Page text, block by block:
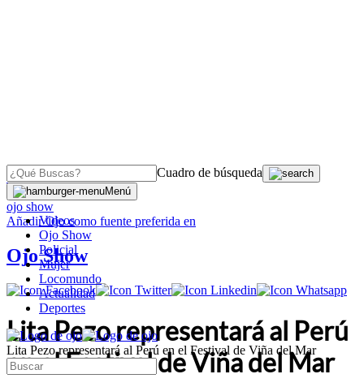
Cuadro de búsqueda
Menú
Videos
Ojo Show
Policial
Mujer
Locomundo
Actualidad
Deportes
Lita Pezo representará al Perú en el Festival de Viña del Mar
OJO
ojo show
AñadirOjocomo fuente preferida en
Ojo Show
Lita Pezo representará al Perú
en el Festival de Viña del Mar